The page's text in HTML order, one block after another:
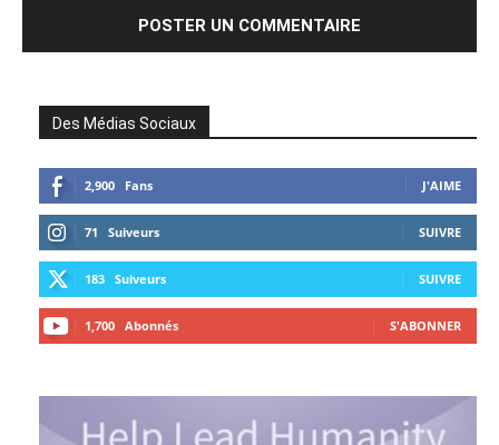
Des Médias Sociaux
2,900 Fans J'AIME
71 Suiveurs SUIVRE
183 Suiveurs SUIVRE
1,700 Abonnés S'ABONNER